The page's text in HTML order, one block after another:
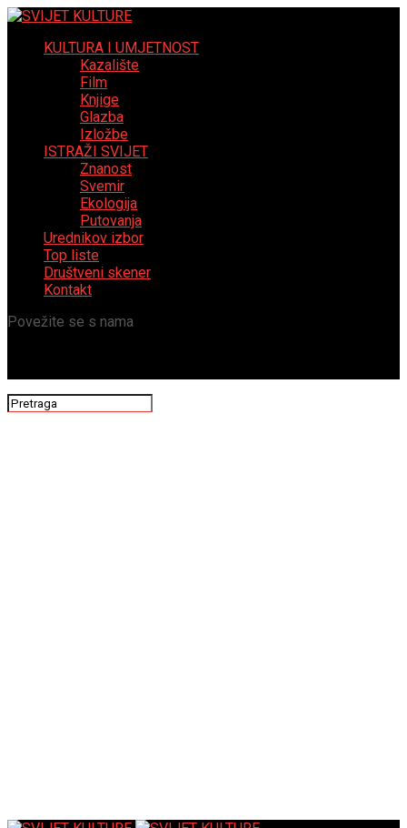
KULTURA I UMJETNOST
Kazalište
Film
Knjige
Glazba
Izložbe
ISTRAŽI SVIJET
Znanost
Svemir
Ekologija
Putovanja
Urednikov izbor
Top liste
Društveni skener
Kontakt
Povežite se s nama